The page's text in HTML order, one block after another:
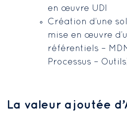
en œuvre UDI
Création d’une
mise en œuvre
référentiels –
Processus –
La valeur ajoutée